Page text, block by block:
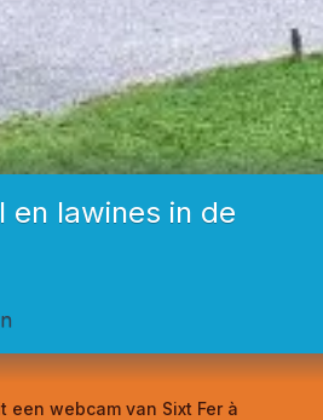
en lawines in de
een webcam van Sixt Fer à